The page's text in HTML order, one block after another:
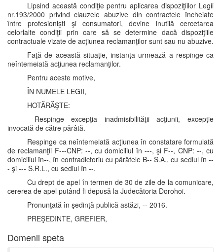
Lipsind această condiţie pentru aplicarea dispoziţiilor Legii
nr.193/2000 privind clauzele abuzive din contractele încheiate
între profesionişti şi consumatori, devine inutilă cercetarea
celorlalte condiţii prin care să se determine dacă dispoziţiile
contractuale vizate de acţiunea reclamanţilor sunt sau nu abuzive.
Faţă de această situaţie, instanţa urmează a respinge ca
neîntemeiată acţiunea reclamanţilor.
Pentru aceste motive,
ÎN NUMELE LEGII,
HOTĂRĂŞTE:
Respinge excepţia inadmisibilităţii acţiunii, excepţie
invocată de către pârâtă.
Respinge ca neîntemeiată acţiunea în constatare formulată
de reclamanţii F---CNP: --, cu domiciliul în ---, şi F--, CNP: --, cu
domiciliul în--, în contradictoriu cu pârâtele B-- S.A., cu sediul în --
- şi --- S.R.L., cu sediul în --.
Cu drept de apel în termen de 30 de zile de la comunicare,
cererea de apel putând fi depusă la Judecătoria Dorohoi.
Pronunţată în şedinţă publică astăzi, -- 2016.
PREŞEDINTE, GREFIER,
Domenii speta